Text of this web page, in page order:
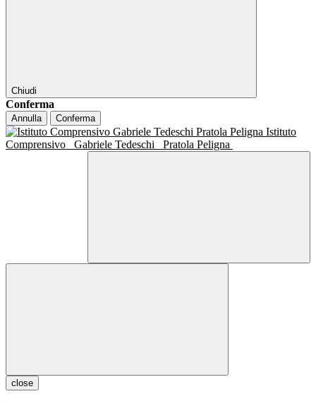
Chiudi
Conferma
Annulla Conferma
Istituto
Comprensivo
Gabriele Tedeschi Pratola Peligna
close